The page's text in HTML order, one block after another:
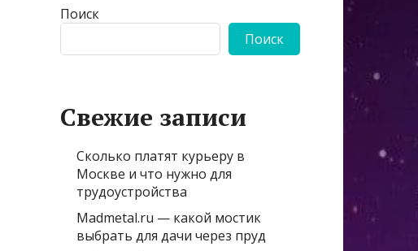
Поиск
Поиск
Свежие записи
Сколько платят курьеру в
Москве и что нужно для
трудоустройства
Madmetal.ru — какой мостик
выбрать для дачи через пруд